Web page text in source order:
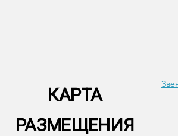
КАРТА
РАЗМЕЩЕНИЯ